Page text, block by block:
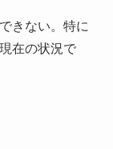
きない。特に
在の状況で